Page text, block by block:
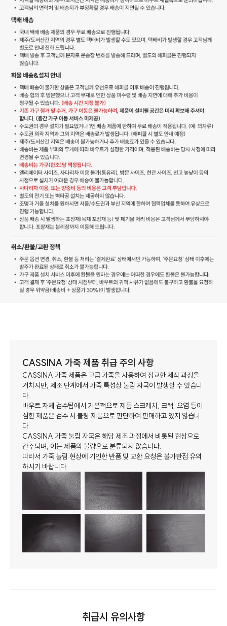
CASSINA 가죽 제품 취급 주의 사항
CASSINA 가죽 제품은 고급 가죽을 사용하여 정교한 제작 과정을
거치지만, 제조 단계에서 가죽 특성상 눌림 자국이 발생할 수 있습니
다.
바우트 자체 검수팀에서 기본적으로 제품 스크레치, 크랙, 오염 등이
심한 제품은 검수 시 불량 제품으로 판단하여 판매하고 있지 않습니
다.
CASSINA 가죽 눌림 자국은 해당 제조 과정에서 비롯된 현상으로
간주되며, 이는 제품의 불량으로 분류되지 않습니다.
따라서 가죽 눌림 현상에 기인한 반품 및 교환 요청은 불가한점 유의
하시기 바랍니다.
취급시 유의사항